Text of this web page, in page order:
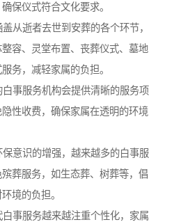
保仪式符合文化要求。
从逝者去世到安葬的各个环节，
容、灵堂布置、丧葬仪式、墓地
务，减轻家属的负担。
事服务机构会提供清晰的服务项
性收费，确保家属在透明的环境
意识的增强，越来越多的白事服
葬服务，如生态葬、树葬等，倡
境的负担。
事服务越来越注重个性化，家属